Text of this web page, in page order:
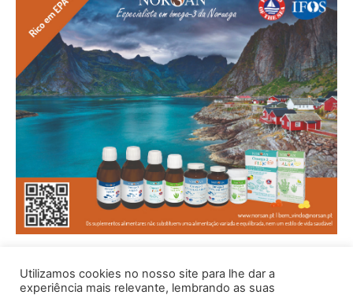
Utilizamos cookies no nosso site para lhe dar a
experiência mais relevante, lembrando as suas